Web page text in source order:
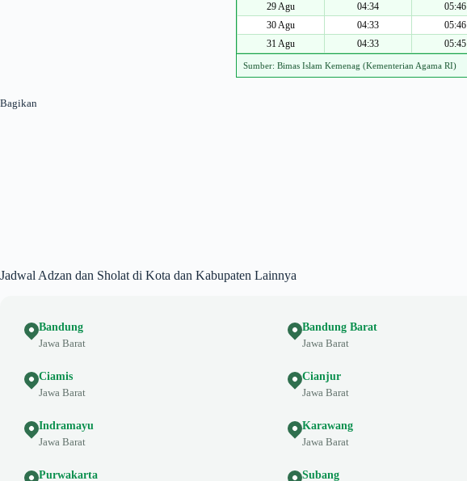
29 Agu
04:34 05:46
30 Agu
04:33 05:46
31 Agu
04:33 05:45
Sumber: Bimas Islam Kemenag (Kementerian Agama RI)
Bagikan
Jadwal Adzan dan Sholat di Kota dan Kabupaten Lainnya
Bandung
Jawa Barat
Bandung Barat
Jawa Barat
Ciamis
Jawa Barat
Cianjur
Jawa Barat
Indramayu
Jawa Barat
Karawang
Jawa Barat
Purwakarta
Subang